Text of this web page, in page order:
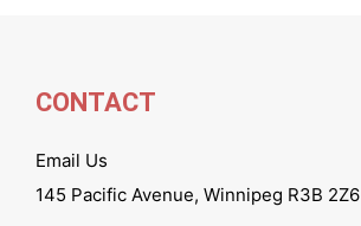
CONTACT
Email Us
145 Pacific Avenue, Winnipeg R3B 2Z6